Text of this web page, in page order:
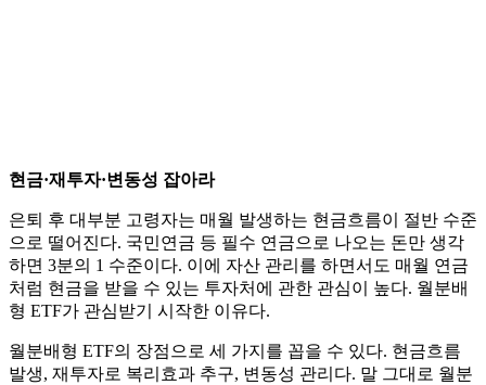
현금·재투자·변동성 잡아라
은퇴 후 대부분 고령자는 매월 발생하는 현금흐름이 절반 수준
으로 떨어진다. 국민연금 등 필수 연금으로 나오는 돈만 생각
하면 3분의 1 수준이다. 이에 자산 관리를 하면서도 매월 연금
처럼 현금을 받을 수 있는 투자처에 관한 관심이 높다. 월분배
형 ETF가 관심받기 시작한 이유다.
월분배형 ETF의 장점으로 세 가지를 꼽을 수 있다. 현금흐름
발생, 재투자로 복리효과 추구, 변동성 관리다. 말 그대로 월분